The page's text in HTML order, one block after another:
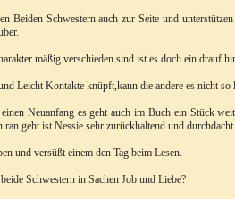
Beiden Schwestern auch zur Seite und
mäßig verschieden sind ist es doch ein drauf
Leicht Kontakte knüpft,kann die andere es nicht so
Neuanfang es geht auch im Buch ein Stück
ran geht ist Nessie sehr zurückhaltend und durchdacht.
und versüßt einem den Tag beim Lesen.
Schwestern in Sachen Job und Liebe?